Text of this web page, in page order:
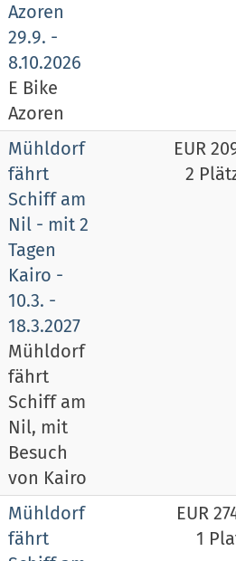
Azoren
29.9. -
8.10.2026
E Bike
Azoren
Mühldorf
fährt
Schiff am
Nil - mit 2
Tagen
Kairo -
10.3. -
18.3.2027
Mühldorf
fährt
Schiff am
Nil, mit
Besuch
von Kairo
EUR
2
Mühldorf
fährt
EUR
1